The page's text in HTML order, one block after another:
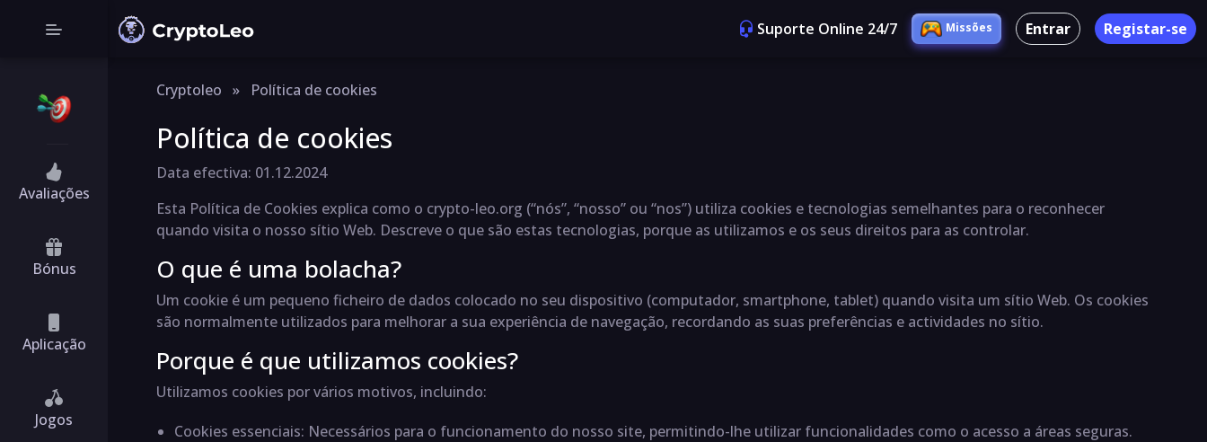
Avaliações
Bónus
Aplicação
Jogos
Suporte Online 24/7 Missões Entrar Registar-se
Cryptoleo » Política de cookies
Política de cookies
Data efectiva: 01.12.2024
Esta Política de Cookies explica como o crypto-leo.org (“nós”, “nosso” ou “nos”) utiliza cookies e tecnologias semelhantes para o reconhecer
quando visita o nosso sítio Web. Descreve o que são estas tecnologias, porque as utilizamos e os seus direitos para as controlar.
O que é uma bolacha?
Um cookie é um pequeno ficheiro de dados colocado no seu dispositivo (computador, smartphone, tablet) quando visita um sítio Web. Os cookies
são normalmente utilizados para melhorar a sua experiência de navegação, recordando as suas preferências e actividades no sítio.
Porque é que utilizamos cookies?
Utilizamos cookies por vários motivos, incluindo:
Cookies essenciais: Necessários para o funcionamento do nosso site, permitindo-lhe utilizar funcionalidades como o acesso a áreas seguras.